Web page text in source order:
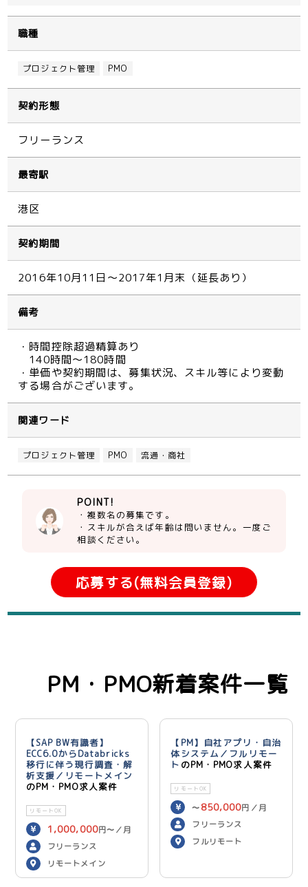
職種
プロジェクト管理 PMO
契約形態
フリーランス
最寄駅
港区
契約期間
2016年10月11日～2017年1月末（延長あり）
備考
・時間控除超過精算あり
140時間～180時間
・単価や契約期間は、募集状況、スキル等により変動
する場合がございます。
関連ワード
プロジェクト管理 PMO 流通・商社
POINT!
・複数名の募集です。
・スキルが合えば年齢は問いません。一度ご
相談ください。
応募する(無料会員登録)
PM・PMO新着案件一覧
【SAP BW有識者】
ECC6.0からDatabricks
移行に伴う現行調査・解
析支援／リモートメイン
のPM・PMO求人案件
リモートOK
1,000,000円〜／月
フリーランス
リモートメイン
【PM】自社アプリ・自治
体システム／フルリモー
ト のPM・PMO求人案件
リモートOK
〜 850,000円／月
フリーランス
フルリモート